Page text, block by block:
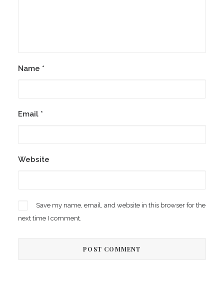
Name *
Email *
Website
Save my name, email, and website in this browser for the
next time I comment.